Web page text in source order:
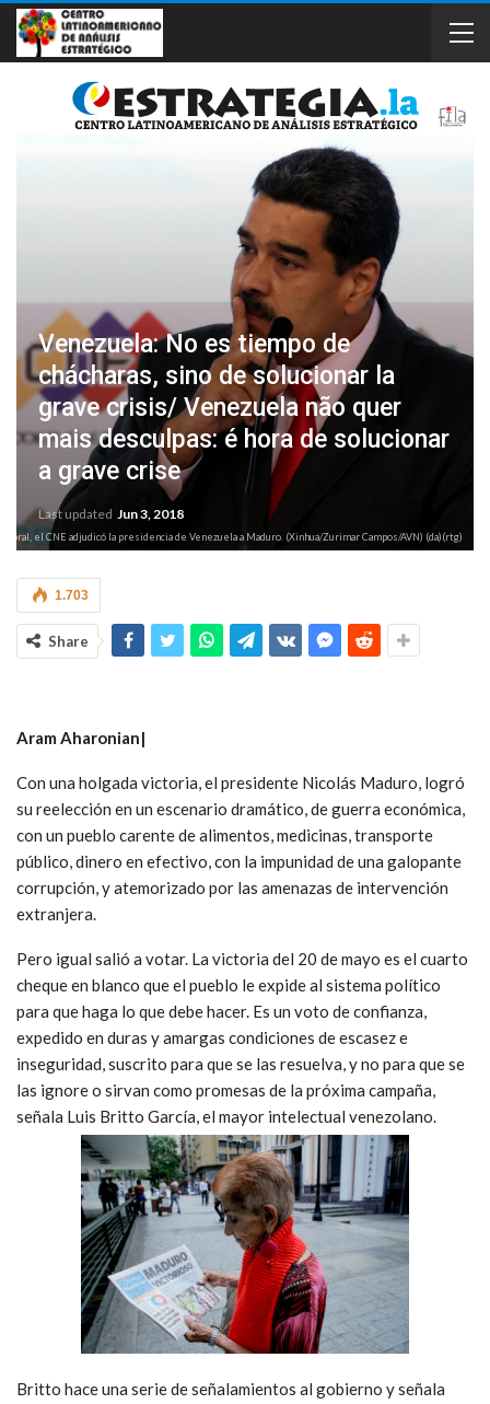
Venezuela: No es tiempo de
chácharas, sino de solucionar la
grave crisis/ Venezuela não quer
mais desculpas: é hora de solucionar
a grave crise
Last updated Jun 3, 2018
el CNE adjudicó la presidencia de Venezuela a Maduro. (Xinhua/Zurimar Campos/AVN) (da)(rtg)
1.703
Share
Aram Aharonian|
Con una holgada victoria, el presidente Nicolás Maduro, logró
su reelección en un escenario dramático, de guerra económica,
con un pueblo carente de alimentos, medicinas, transporte
público, dinero en efectivo, con la impunidad de una galopante
corrupción, y atemorizado por las amenazas de intervención
extranjera.
Pero igual salió a votar. La victoria del 20 de mayo es el cuarto
cheque en blanco que el pueblo le expide al sistema político
para que haga lo que debe hacer. Es un voto de confianza,
expedido en duras y amargas condiciones de escasez e
inseguridad, suscrito para que se las resuelva, y no para que se
las ignore o sirvan como promesas de la próxima campaña,
señala Luis Britto García, el mayor intelectual venezolano.
Britto hace una serie de señalamientos al gobierno y señala